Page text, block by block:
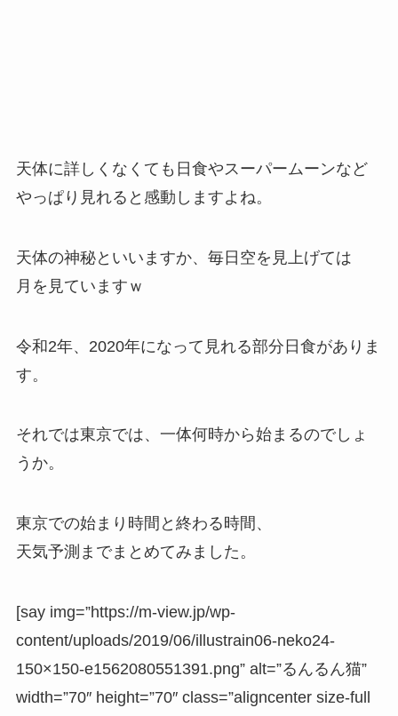
天体に詳しくなくても日食やスーパームーンなど
やっぱり見れると感動しますよね。
天体の神秘といいますか、毎日空を見上げては
月を見ていますｗ
令和2年、2020年になって見れる部分日食がありま
す。
それでは東京では、一体何時から始まるのでしょ
うか。
東京での始まり時間と終わる時間、
天気予測までまとめてみました。
[say img=”https://m-view.jp/wp-
content/uploads/2019/06/illustrain06-neko24-
150×150-e1562080551391.png” alt=”るんるん猫”
width=”70″ height=”70″ class=”aligncenter size-full